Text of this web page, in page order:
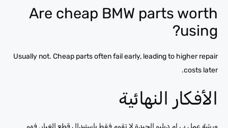
Are cheap BMW parts worth
using?
Usually not. Cheap parts often fail early, leading to higher repair
costs later.
الأفكار النهائية
ورشة عمل بي ام دبليو الجيدة لا تقوم فقط باستبدال قطع الغيار. فهو